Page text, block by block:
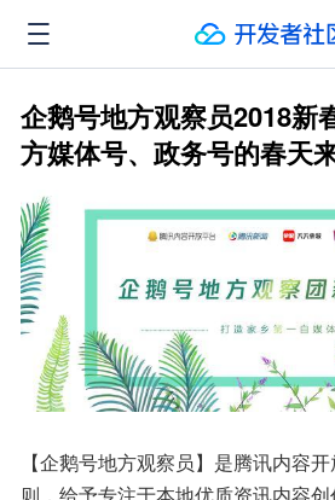
企鹅号地方观察员2018新
方媒体号、政务号的春天
【企鹅号地方观察员】是腾讯内容
则，给予专注于本地优质资讯内容